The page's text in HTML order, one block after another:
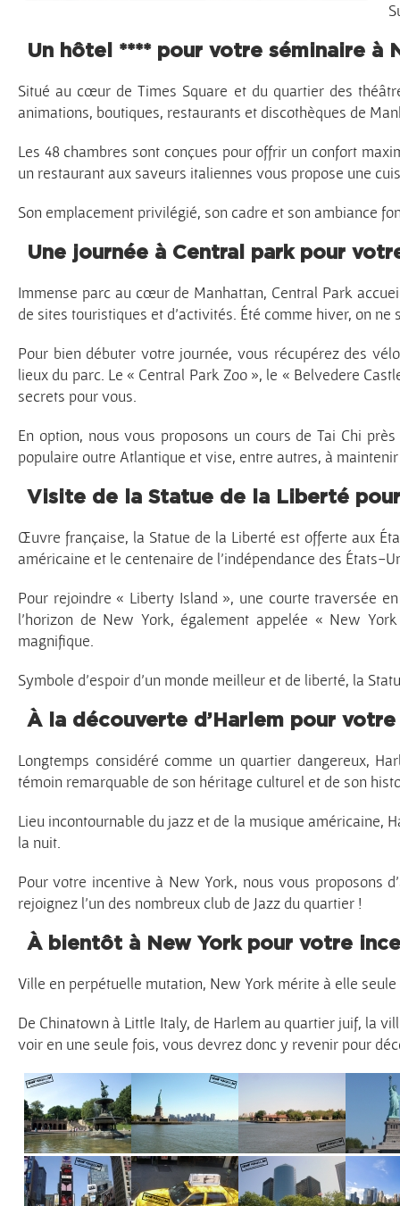
Un hôtel **** pour votre séminaire à
Situé au cœur de Times Square et du quartier des
animations, boutiques, restaurants et discothèques de
Les 48 chambres sont conçues pour offrir un confort
un restaurant aux saveurs italiennes vous propose une
Son emplacement privilégié, son cadre et son ambiance
Une journée à Central park pour
Immense parc au cœur de Manhattan, Central Park
de sites touristiques et d’activités. Été comme hiver, on ne
Pour bien débuter votre journée, vous récupérez des
lieux du parc. Le « Central Park Zoo », le « Belvedere
secrets pour vous.
En option, nous vous proposons un cours de Tai Chi
populaire outre Atlantique et vise, entre autres, à
Visite de la Statue de la Liberté
Œuvre française, la Statue de la Liberté est offerte aux
américaine et le centenaire de l’indépendance des États-
Pour rejoindre « Liberty Island », une courte traversée
l’horizon de New York, également appelée « New
magnifique.
Symbole d’espoir d’un monde meilleur et de liberté, la
À la découverte d’Harlem pour
Longtemps considéré comme un quartier dangereux,
témoin remarquable de son héritage culturel et de son
Lieu incontournable du jazz et de la musique américaine,
la nuit.
Pour votre incentive à New York, nous vous proposons
rejoignez l’un des nombreux club de Jazz du quartier !
À bientôt à New York pour votre
Ville en perpétuelle mutation, New York mérite à elle
De Chinatown à Little Italy, de Harlem au quartier juif, la
voir en une seule fois, vous devrez donc y revenir pour